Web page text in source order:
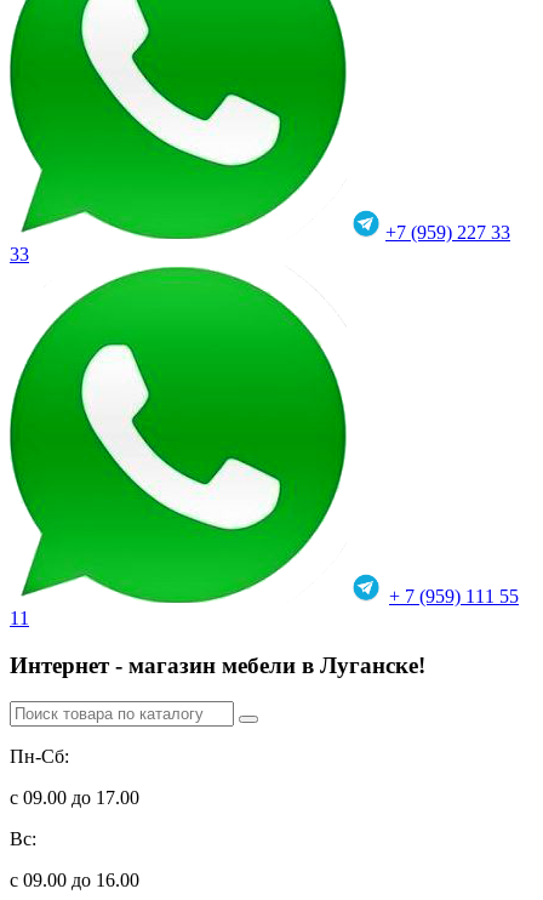
+7 (959) 227 33
33
+ 7 (959) 111 55
11
Интернет - магазин мебели в Луганске!
Пн-Сб:
с 09.00 до 17.00
Вс:
с 09.00 до 16.00